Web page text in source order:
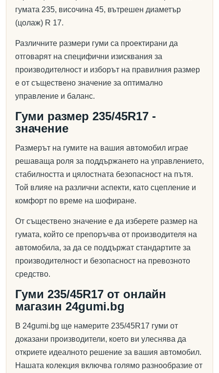
гумата 235, височина 45, вътрешен диаметър
(цолаж) R 17.
Различните размери гуми са проектирани да
отговарят на специфични изисквания за
производителност и изборът на правилния размер
е от съществено значение за оптимално
управление и баланс.
Гуми размер 235/45R17 -
значение
Размерът на гумите на вашия автомобил играе
решаваща роля за поддържането на управлението,
стабилността и цялостната безопасност на пътя.
Той влияе на различни аспекти, като сцепление и
комфорт по време на шофиране.
От съществено значение е да изберете размер на
гумата, който се препоръчва от производителя на
автомобила, за да се поддържат стандартите за
производителност и безопасност на превозното
средство.
Гуми 235/45R17 от онлайн
магазин 24gumi.bg
В 24gumi.bg ще намерите 235/45R17 гуми от
доказани производители, което ви улеснява да
откриете идеалното решение за вашия автомобил.
Нашата колекция включва голямо разнообразие от